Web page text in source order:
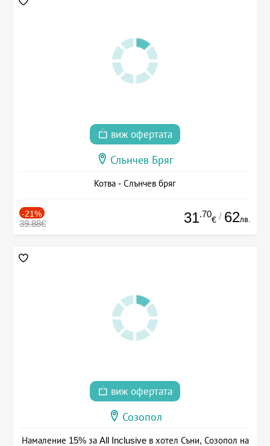
виж офертата
Слънчев Бряг
Котва - Слънчев бряг
-21%
39.88€ 31.70
€ / 62лв.
виж офертата
Созопол
Намаление 15% за All Inclusive в хотел Съни, Созопол на